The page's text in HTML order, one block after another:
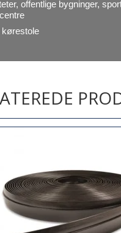
offentlige bygninger,
kørestole